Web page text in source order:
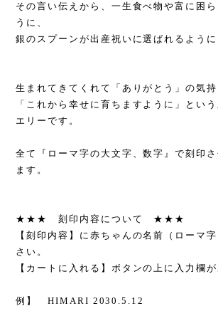
その言い伝えから、一生食べ物や富に困
うに、
銀のスプーンが出産祝いに選ばれるように
生まれてきてくれて「ありがとう」の気持
「これから幸せに育ちますように」とい
エリーです。
全て『ローマ字の大文字、数字』で刻印
ます。
★★★ 刻印内容について ★★★
【刻印内容】に赤ちゃんの名前（ローマ
さい。
【カートに入れる】ボタンの上に入力欄が
例】 HIMARI 2030.5.12